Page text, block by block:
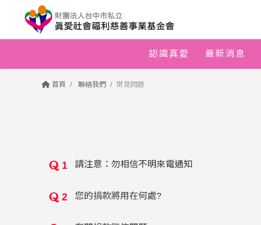
認識真愛 最新消息
首頁 聯絡我們 常見問題
1 請注意：勿相信不明來電通知
2 您的捐款將用在何處?